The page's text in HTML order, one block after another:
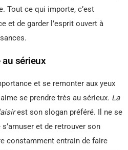
Tout ce qui importe, c’est
et de garder l’esprit ouvert à
sérieux
et se remonter aux yeux
se prendre très au sérieux. La
est son slogan préféré. Il ne se
et de retrouver son
constamment entrain de faire